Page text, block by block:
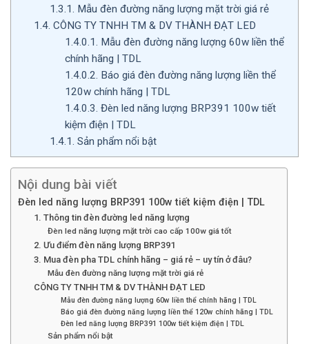
1.3.1. Mẫu đèn đường năng lượng mặt trời giá rẻ
1.4. CÔNG TY TNHH TM & DV THÀNH ĐẠT LED
1.4.0.1. Mẫu đèn đường năng lượng 60w liền thể
chính hãng | TDL
1.4.0.2. Báo giá đèn đường năng lượng liền thể
120w chính hãng | TDL
1.4.0.3. Đèn led năng lượng BRP391 100w tiết
kiệm điện | TDL
1.4.1. Sản phẩm nổi bật
Nội dung bài viết
Đèn led năng lượng BRP391 100w tiết kiệm điện | TDL
1. Thông tin đèn đường led năng lượng
Đèn led năng lượng mặt trời cao cấp 100w giá tốt
2. Ưu điểm đèn năng lượng BRP391
3. Mua đèn pha TDL chính hãng – giá rẻ – uy tín ở đâu?
Mẫu đèn đường năng lượng mặt trời giá rẻ
CÔNG TY TNHH TM & DV THÀNH ĐẠT LED
Mẫu đèn đường năng lượng 60w liền thể chính hãng | TDL
Báo giá đèn đường năng lượng liền thể 120w chính hãng | TDL
Đèn led năng lượng BRP391 100w tiết kiệm điện | TDL
Sản phẩm nổi bật